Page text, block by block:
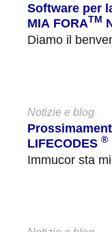
Software per
MIA FORATM
abbiamo
Diamo il
Notizie e blog
LIFECODES ®
Immucor sta